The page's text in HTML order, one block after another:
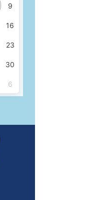
9
16
23
30
6